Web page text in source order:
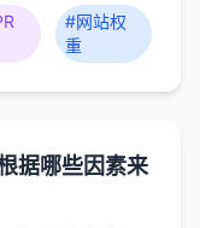
#网站权
重
据哪些因素来